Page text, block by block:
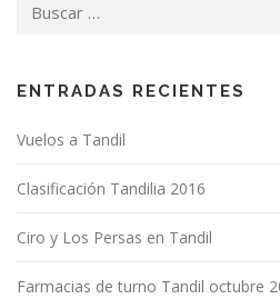
ENTRADAS RECIENTES
Vuelos a Tandil
Clasificación Tandilia 2016
Ciro y Los Persas en Tandil
Farmacias de turno Tandil octubre